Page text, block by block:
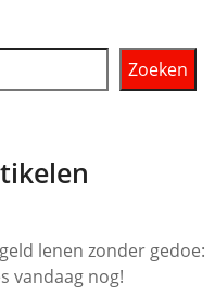
Zoeken
lenen zonder gedoe:
vandaag nog!